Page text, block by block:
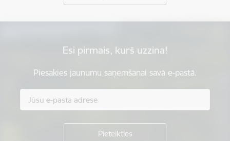
Esi pirmais, kurš uzzina!
Piesakies jaunumu saņemšanai savā e-pastā.